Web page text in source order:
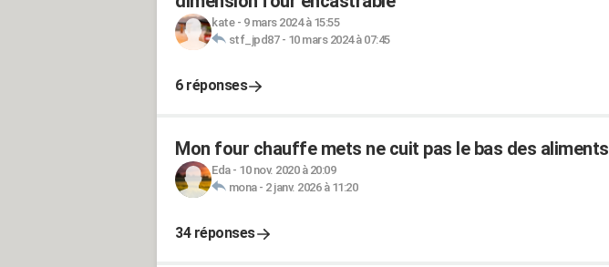
kate- 9 mars 2024 à 15:55
stf_jpd87- 10 mars 2024 à 07:45
6 réponses
Mon four chauffe mets ne cuit pas le bas des aliments
Eda- 10 nov. 2020 à 20:09
mona- 2 janv. 2026 à 11:20
34 réponses